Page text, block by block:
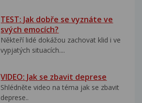
TEST: Jak dobře se vyznáte ve
svých emocích?
Někteří lidé dokážou zachovat klid i ve
vypjatých situacích....
VIDEO: Jak se zbavit deprese
Shlédněte video na téma jak se zbavit
deprese..